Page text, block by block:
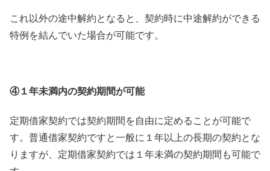
これ以外の途中解約となると、契約時に中途解約ができる
特例を結んでいた場合が可能です。
④１年未満内の契約期間が可能
定期借家契約では契約期間を自由に定めることが可能で
す。普通借家契約ですと一般に１年以上の長期の契約とな
りますが、定期借家契約では１年未満の契約期間も可能で